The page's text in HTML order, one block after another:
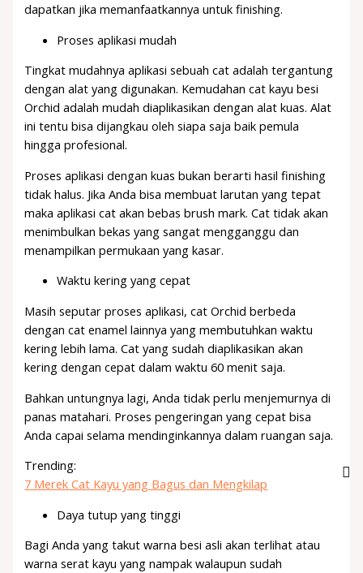
dapatkan jika memanfaatkannya untuk finishing.
Proses aplikasi mudah
Tingkat mudahnya aplikasi sebuah cat adalah tergantung
dengan alat yang digunakan. Kemudahan cat kayu besi
Orchid adalah mudah diaplikasikan dengan alat kuas. Alat
ini tentu bisa dijangkau oleh siapa saja baik pemula
hingga profesional.
Proses aplikasi dengan kuas bukan berarti hasil finishing
tidak halus. Jika Anda bisa membuat larutan yang tepat
maka aplikasi cat akan bebas brush mark. Cat tidak akan
menimbulkan bekas yang sangat mengganggu dan
menampilkan permukaan yang kasar.
Waktu kering yang cepat
Masih seputar proses aplikasi, cat Orchid berbeda
dengan cat enamel lainnya yang membutuhkan waktu
kering lebih lama. Cat yang sudah diaplikasikan akan
kering dengan cepat dalam waktu 60 menit saja.
Bahkan untungnya lagi, Anda tidak perlu menjemurnya di
panas matahari. Proses pengeringan yang cepat bisa
Anda capai selama mendinginkannya dalam ruangan saja.
Trending:
7 Merek Cat Kayu yang Bagus dan Mengkilap
Daya tutup yang tinggi
Bagi Anda yang takut warna besi asli akan terlihat atau
warna serat kayu yang nampak walaupun sudah